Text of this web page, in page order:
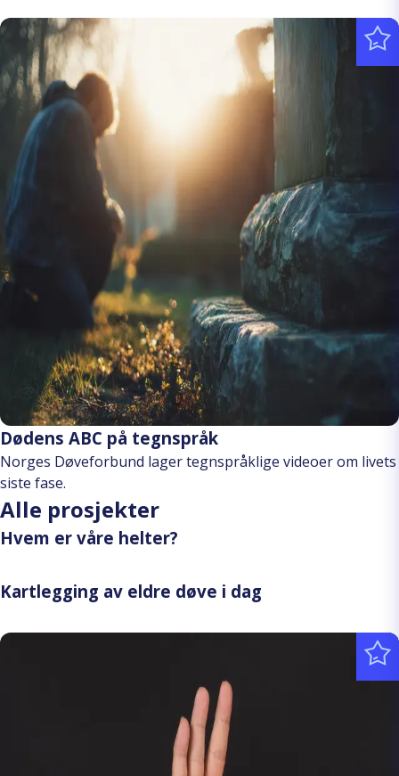
Dødens ABC på tegnspråk
Norges Døveforbund lager tegnspråklige videoer om livets
siste fase.
Alle prosjekter
Hvem er våre helter?
Kartlegging av eldre døve i dag